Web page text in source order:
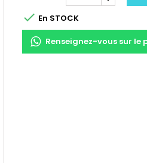
 En STOCK
Renseignez-vous sur le